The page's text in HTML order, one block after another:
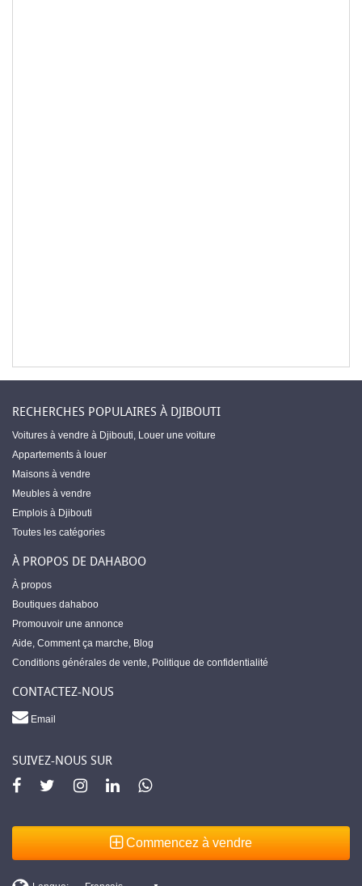
RECHERCHES POPULAIRES À DJIBOUTI
Voitures à vendre à Djibouti, Louer une voiture
Appartements à louer
Maisons à vendre
Meubles à vendre
Emplois à Djibouti
Toutes les catégories
À PROPOS DE DAHABOO
À propos
Boutiques dahaboo
Promouvoir une annonce
Aide, Comment ça marche, Blog
Conditions générales de vente, Politique de confidentialité
CONTACTEZ-NOUS
Email
SUIVEZ-NOUS SUR
Commencez à vendre